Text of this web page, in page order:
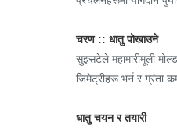
चरण :: धातु पोखाउने
सुइसटेले महामारीमूली
जिमेट्रीहरू भर्न र ग्रंता
धातु चयन र तयारी